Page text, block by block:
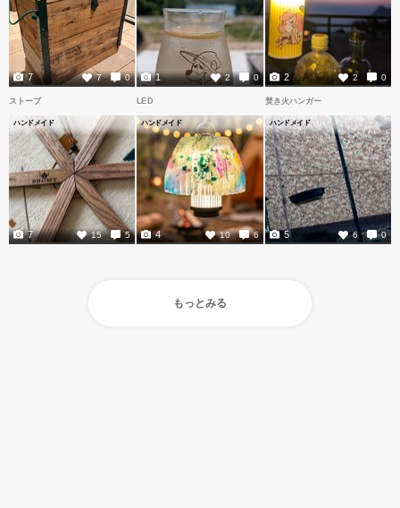
7 0
7 2 0
1 2 0
2
ストーブ
ハンドメイド
15 5
7
LED
ハンドメイド
10 6
4
焚き火ハンガー
ハンドメイド
6 0
5
もっとみる